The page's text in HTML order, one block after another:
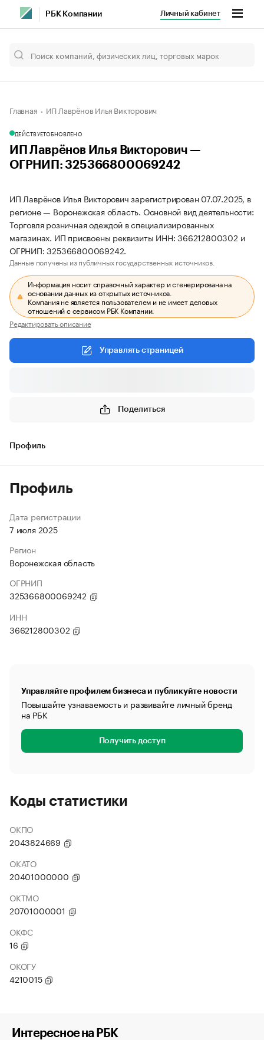
РБК Компании Личный кабинет
Главная ИП Лаврёнов Илья Викторович
ДЕЙСТВУЕТОБНОВЛЕНО
ИП Лаврёнов Илья Викторович —
ОГРНИП: 325366800069242
ИП Лаврёнов Илья Викторович зарегистрирован 07.07.2025, в
регионе — Воронежская область. Основной вид деятельности:
Торговля розничная одеждой в специализированных
магазинах. ИП присвоены реквизиты ИНН: 366212800302 и
ОГРНИП: 325366800069242.
Данные получены из публичных государственных источников.
Информация носит справочный характер и сгенерирована на
основании данных из открытых источников.
Компания не является пользователем и не имеет деловых
отношений с сервисом РБК Компании.
Редактировать описание
Управлять страницей
Поделиться
Профиль
Профиль
Дата регистрации
7 июля 2025
Регион
Воронежская область
ОГРНИП
325366800069242
ИНН
366212800302
Управляйте профилем бизнеса и публикуйте новости
Повышайте узнаваемость и развивайте личный бренд
на РБК
Получить доступ
Коды статистики
ОКПО
2043824669
ОКАТО
20401000000
ОКТМО
20701000001
ОКФС
16
ОКОГУ
4210015
Интересное на РБК